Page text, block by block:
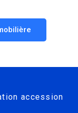
accession